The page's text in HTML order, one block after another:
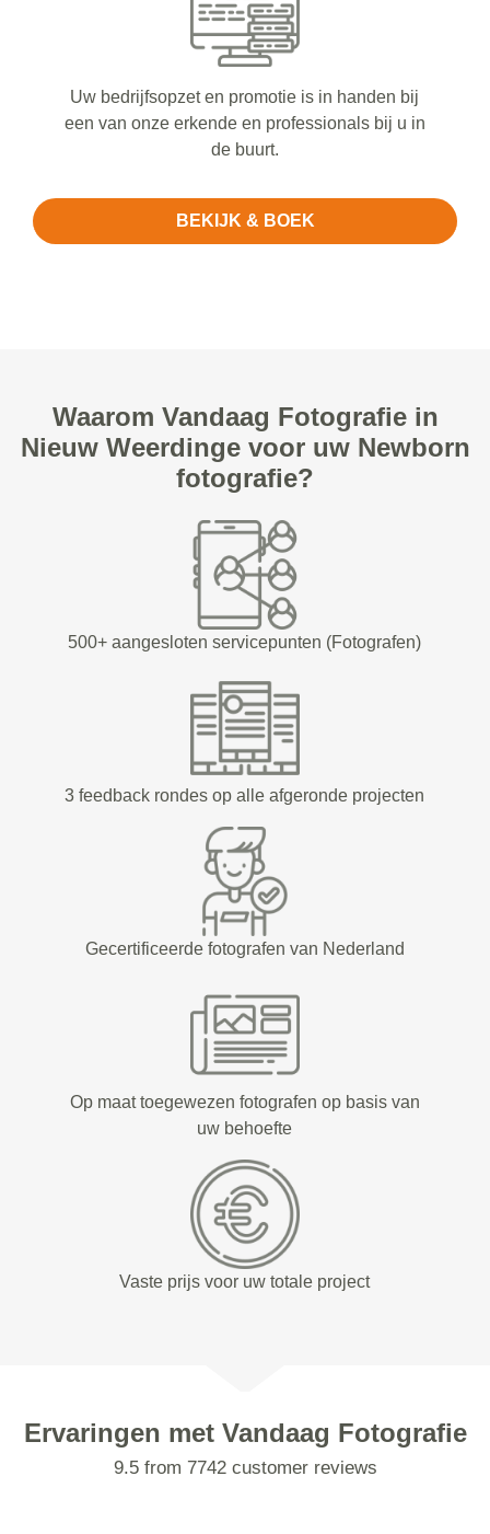
Uw bedrijfsopzet en promotie is in handen bij
een van onze erkende en professionals bij u in
de buurt.
BEKIJK & BOEK
Waarom Vandaag Fotografie in
Nieuw Weerdinge voor uw Newborn
fotografie?
500+ aangesloten servicepunten (Fotografen)
3 feedback rondes op alle afgeronde projecten
Gecertificeerde fotografen van Nederland
Op maat toegewezen fotografen op basis van
uw behoefte
Vaste prijs voor uw totale project
Ervaringen met Vandaag Fotografie
9.5 from 7742 customer reviews